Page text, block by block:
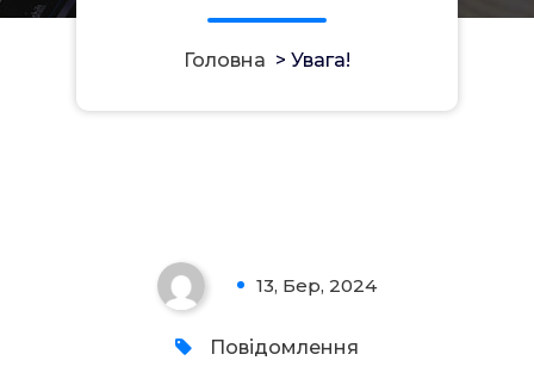
Головна > Увага!
13, Бер, 2024
Повідомлення